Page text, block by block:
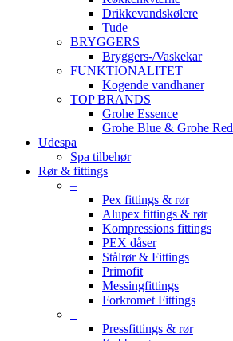
Drikkevandskølere
Tude
BRYGGERS
Bryggers-/Vaskekar
FUNKTIONALITET
Kogende vandhaner
TOP BRANDS
Grohe Essence
Grohe Blue & Grohe Red
Udespa
Spa tilbehør
Rør & fittings
–
Pex fittings & rør
Alupex fittings & rør
Kompressions fittings
PEX dåser
Stålrør & Fittings
Primofit
Messingfittings
Forkromet Fittings
–
Pressfittings & rør